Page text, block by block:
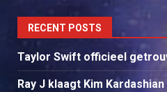
RECENT POSTS
Taylor Swift officieel
Ray J klaagt Kim